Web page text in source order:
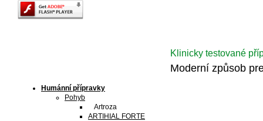
Klinicky testované
Moderní způsob
Humánní přípravky
Pohyb
Artroza
ARTIHIAL FORTE